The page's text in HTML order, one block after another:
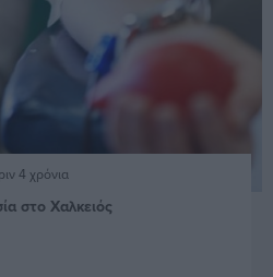
4 χρόνια
στο Χαλκειός